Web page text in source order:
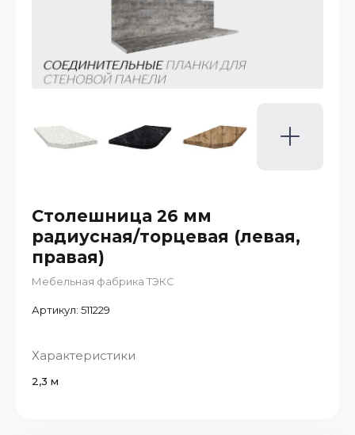
Столешница 26 мм
радиусная/торцевая (левая,
правая)
Мебельная фабрика ТЭКС
Артикул: 511229
Характеристики
2,3 м